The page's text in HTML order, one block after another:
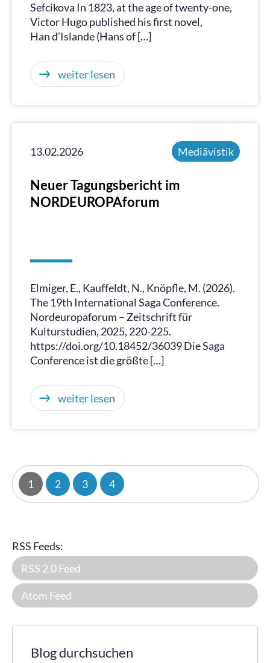
Sefcikova In 1823, at the age of twenty-one,
Victor Hugo published his first novel,
Han d’Islande (Hans of […]
weiter lesen
13.02.2026 Mediävistik
Neuer Tagungsbericht im
NORDEUROPAforum
Elmiger, E., Kauffeldt, N., Knöpfle, M. (2026).
The 19th International Saga Conference.
Nordeuropaforum – Zeitschrift für
Kulturstudien, 2025, 220-225.
https://doi.org/10.18452/36039 Die Saga
Conference ist die größte […]
weiter lesen
1 2 3 4
RSS Feeds:
RSS 2.0 Feed
Atom Feed
Blog durchsuchen